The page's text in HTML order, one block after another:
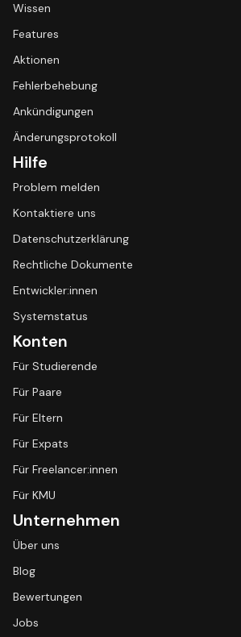
Wissen
Features
Aktionen
Fehlerbehebung
Ankündigungen
Änderungsprotokoll
Hilfe
Problem melden
Kontaktiere uns
Datenschutzerklärung
Rechtliche Dokumente
Entwickler:innen
Systemstatus
Konten
Für Studierende
Für Paare
Für Eltern
Für Expats
Für Freelancer:innen
Für KMU
Unternehmen
Über uns
Blog
Bewertungen
Jobs